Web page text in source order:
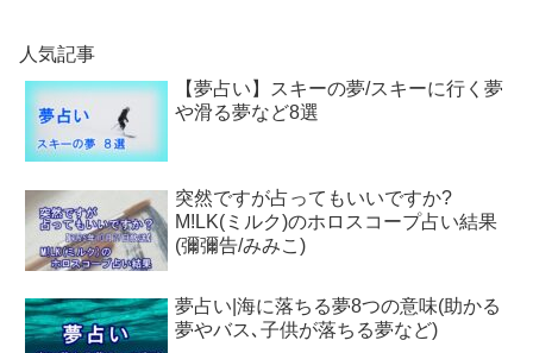
人気記事
【夢占い】スキーの夢/スキーに行く夢
や滑る夢など8選
突然ですが占ってもいいですか?
M!LK(ミルク)のホロスコープ占い結果
(彌彌告/みみこ)
夢占い|海に落ちる夢8つの意味(助かる
夢やバス､子供が落ちる夢など)